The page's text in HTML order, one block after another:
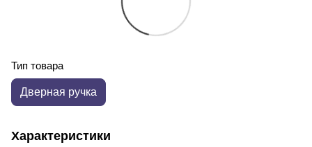
Тип товара
Дверная ручка
Характеристики